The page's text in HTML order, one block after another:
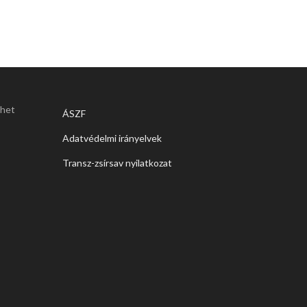
ÁSZF
Adatvédelmi irányelvek
Transz-zsírsav nyilatkozat